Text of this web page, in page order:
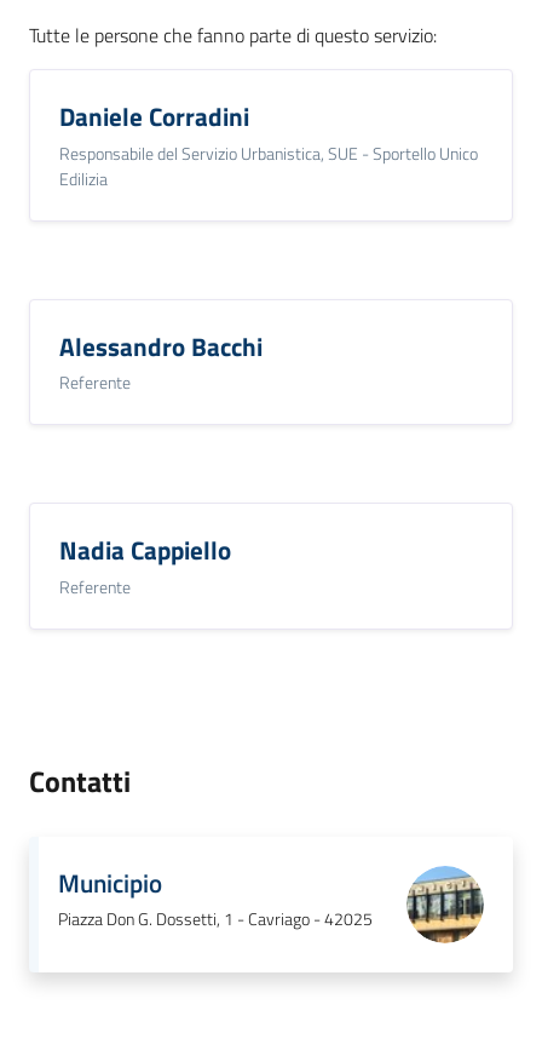
Tutte le persone che fanno parte di questo servizio:
Daniele Corradini
Responsabile del Servizio Urbanistica, SUE - Sportello Unico
Edilizia
Alessandro Bacchi
Referente
Nadia Cappiello
Referente
Contatti
Municipio
Piazza Don G. Dossetti, 1 - Cavriago - 42025